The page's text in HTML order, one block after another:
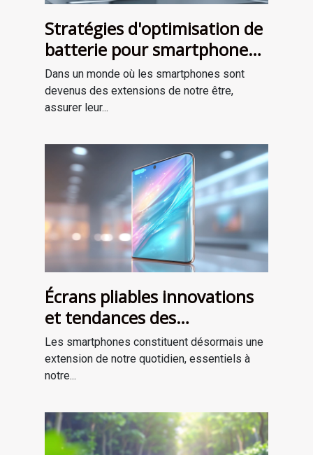
Stratégies d'optimisation de
batterie pour smartphones
Découvrez les dernières
innovations en 2023
Dans un monde où les smartphones sont
devenus des extensions de notre être,
assurer leur...
Écrans pliables innovations
et tendances des
smartphones de demain
Les smartphones constituent désormais une
extension de notre quotidien, essentiels à
notre...